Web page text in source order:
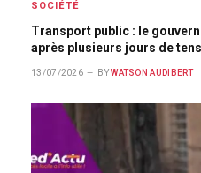
SOCIÉTÉ
Transport public : le
après plusieurs jours de
13/07/2026 BY WATSON AUDIBERT